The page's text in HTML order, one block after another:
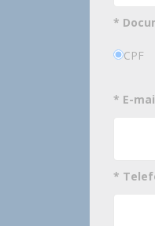
*
CPF
* E-
*